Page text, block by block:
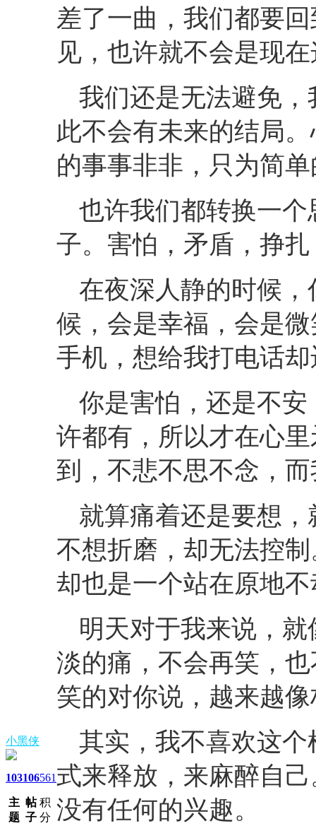
小黑侠
103
主
题
106
帖
子
561
积
分
差了一曲，我们都要
见，也许就不会是现
我们还是无法避免
此不会有未来的结局
的事事非非，只为简
也许我们都转换一
子。害怕，矛盾，挣
在夜深人静的时候
候，会是幸福，会是
手机，想给我打电话
你是害怕，还是不
许都有，所以才在心
到，不悲不思不念，
就算痛着还是要想
不想折磨，却无法控
却也是一个站在原地
明天对于我来说，
淡的痛，不会再笑，
笑的对你说，越来越
其实，我不喜欢这
式来释放，来麻醉自
没有任何的兴趣。